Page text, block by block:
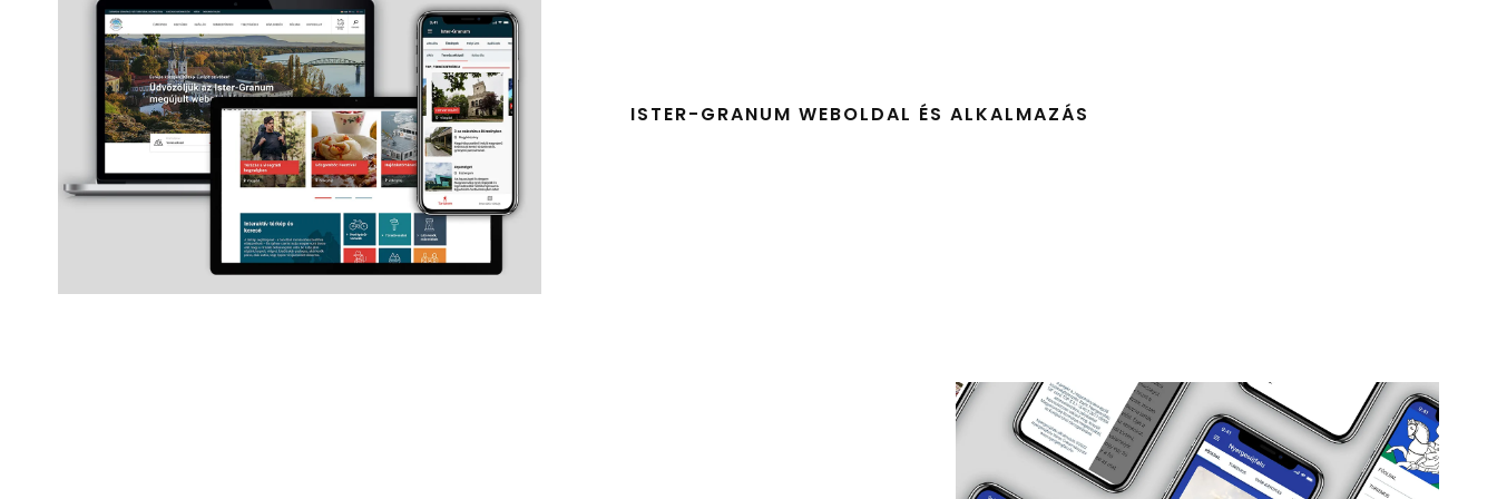
ISTER-GRANUM WEBOLDAL ÉS ALKALMAZÁS